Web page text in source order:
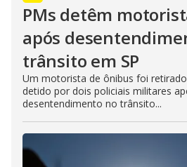
PMs detêm
após
trânsito em SP
Um motorista de ônibus foi
detido por dois policiais militares
desentendimento no trânsito...